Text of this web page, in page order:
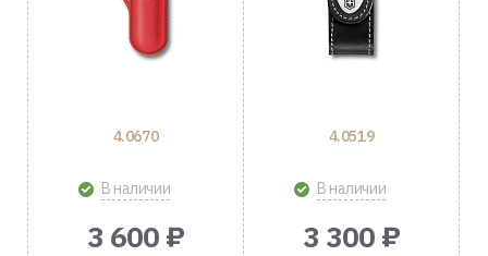
4.0670
В наличии
3 600 ₽
4.0519
В наличии
3 300 ₽